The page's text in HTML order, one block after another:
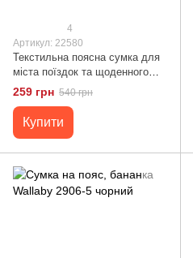
4
Артикул: 22580
Текстильна поясна сумка для
міста поїздок та щоденного
використання FABRA 22580
Чорна
259 грн 540 грн
Купити